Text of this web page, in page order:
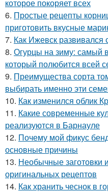
которое покоряет всех
6. Простые рецепты
приготовить вкусные
7. Как Ижевск развивался
8. Огурцы на зиму: самый
который полюбится всей
9. Преимущества сорта
выбирать именно эти
10. Как изменился облик
11. Какие современные
реализуются в Барнауле
12. Почему мой фикус
основные причины
13. Необычные заготовки
оригинальных рецептов
14. Как хранить чеснок в